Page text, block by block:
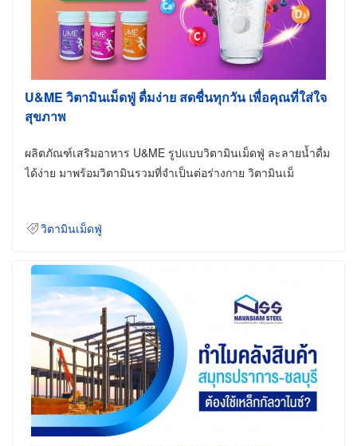
U&ME วิตามินเม็ดฟู่ ดื่มง่าย สดชื่นทุกวัน เพื่อคุณที่ใส่ใจ
สุขภาพ
ผลิตภัณฑ์เสริมอาหาร U&ME รูปแบบวิตามินเม็ดฟู่ ละลายน้ำดื่ม
ได้ง่าย มาพร้อมวิตามินรวมที่จำเป็นต่อร่างกาย วิตามินเม็
วิตามินเม็ดฟู่